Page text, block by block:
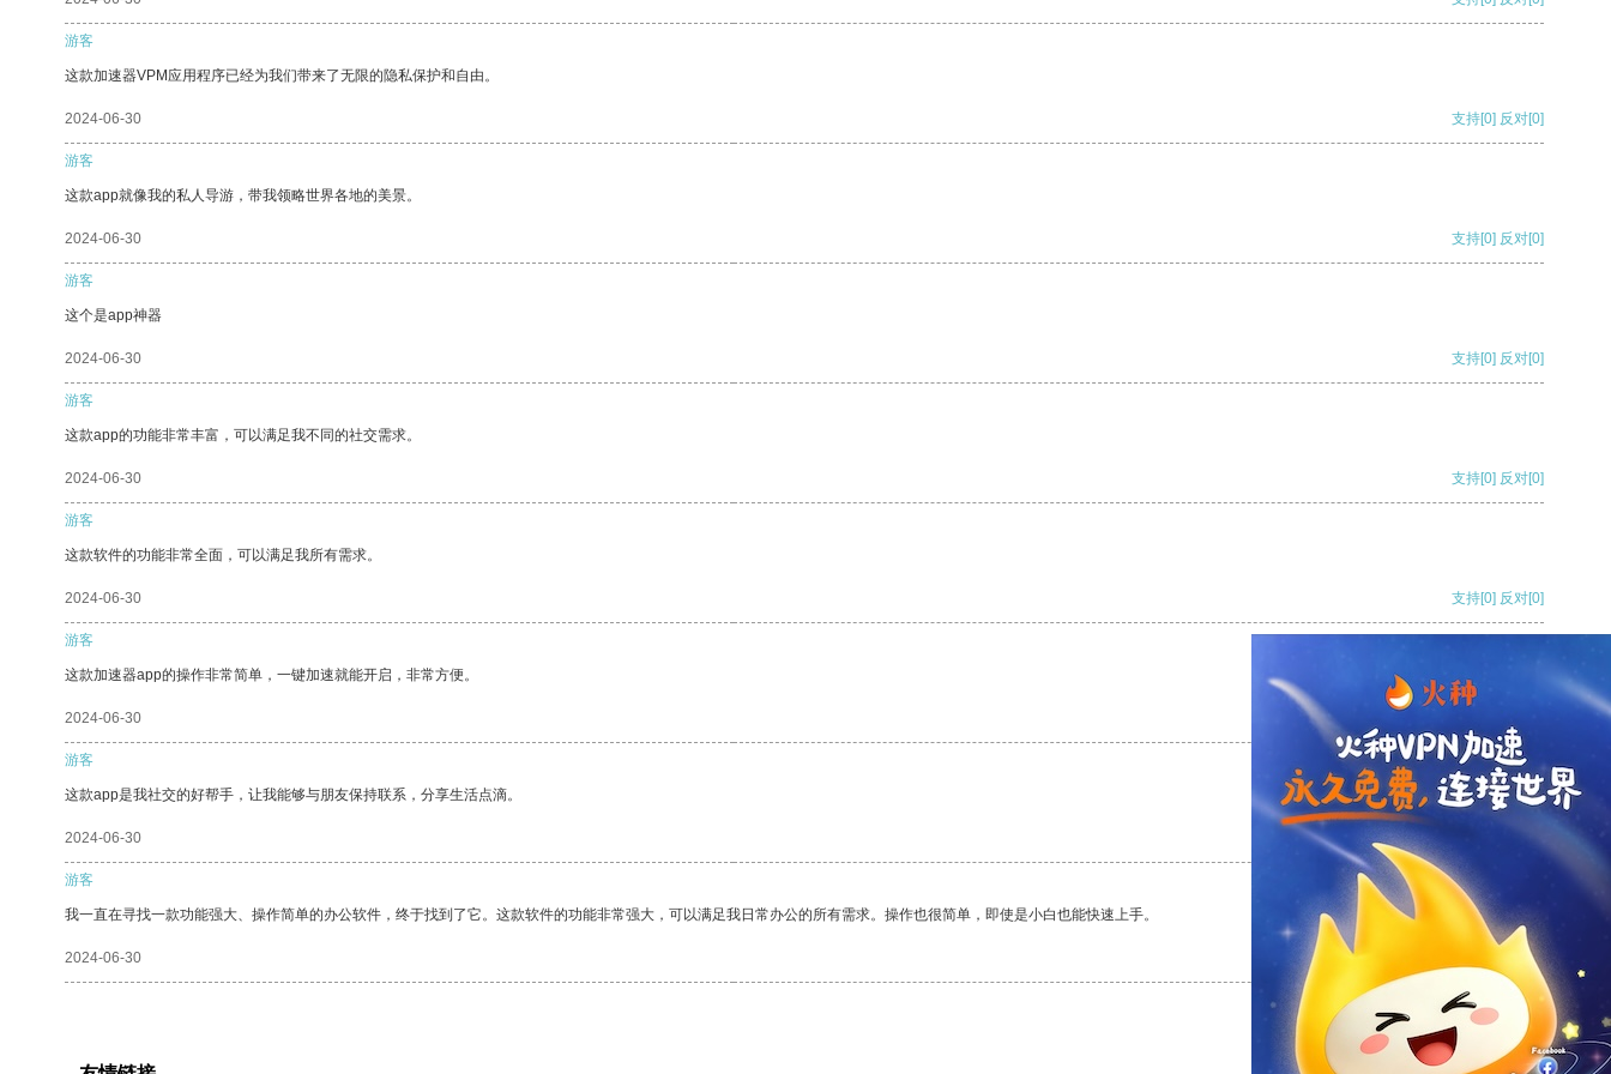
游客
这款加速器VPM应用程序已经为我们带来了无限的隐私保护和自由。
2024-06-30 支持[0] 反对[0]
游客
这款app就像我的私人导游，带我领略世界各地的美景。
2024-06-30 支持[0] 反对[0]
游客
这个是app神器
2024-06-30 支持[0] 反对[0]
游客
这款app的功能非常丰富，可以满足我不同的社交需求。
2024-06-30 支持[0] 反对[0]
游客
这款软件的功能非常全面，可以满足我所有需求。
2024-06-30 支持[0] 反对[0]
游客
这款加速器app的操作非常简单，一键加速就能开启，非常方便。
2024-06-30
游客
这款app是我社交的好帮手，让我能够与朋友保持联系，分享生活点滴。
2024-06-30 反对
游客
我一直在寻找一款功能强大、操作简单的办公软件，终于找到了它。这款软件的功能非常强大，可以满足我日常办公的所有需求。操作也很简单，即使是小白也能快速上手。
2024-06-30 反对[0]